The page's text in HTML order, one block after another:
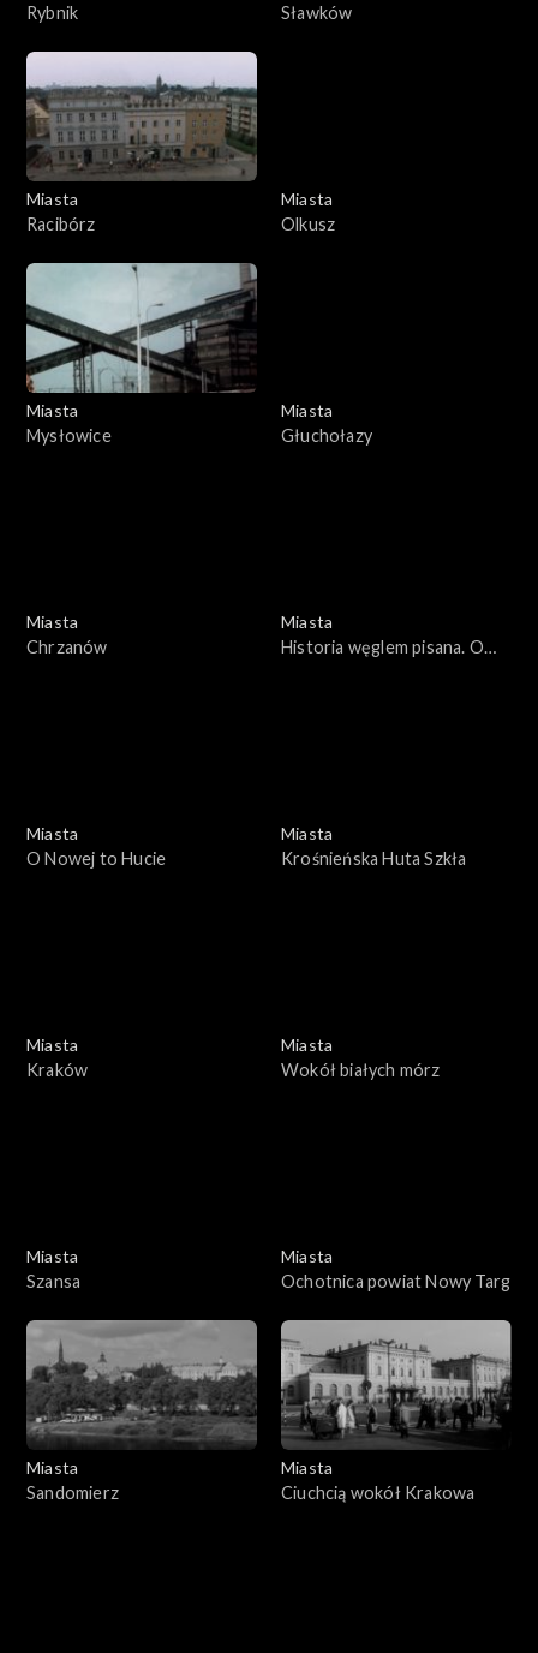
Rybnik
Sławków
Miasta
Racibórz
Miasta
Olkusz
Miasta
Mysłowice
Miasta
Głuchołazy
Miasta
Chrzanów
Miasta
Historia węglem pisana. O
Miasta
O Nowej to Hucie
Miasta
Krośnieńska Huta Szkła
Miasta
Kraków
Miasta
Wokół białych mórz
Miasta
Szansa
Miasta
Ochotnica powiat Nowy Targ
Miasta
Sandomierz
Miasta
Ciuchcią wokół Krakowa